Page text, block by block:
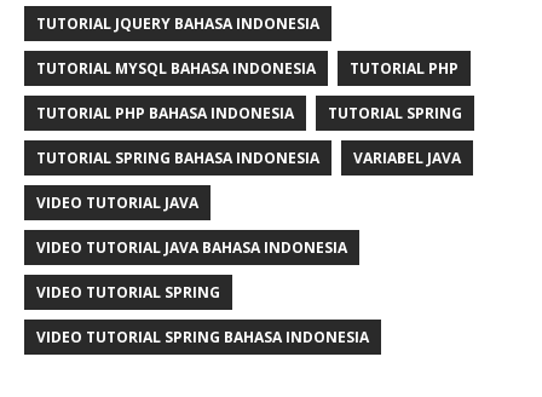
TUTORIAL JQUERY BAHASA INDONESIA
TUTORIAL MYSQL BAHASA INDONESIA TUTORIAL PHP
TUTORIAL PHP BAHASA INDONESIA TUTORIAL SPRING
TUTORIAL SPRING BAHASA INDONESIA VARIABEL JAVA
VIDEO TUTORIAL JAVA
VIDEO TUTORIAL JAVA BAHASA INDONESIA
VIDEO TUTORIAL SPRING
VIDEO TUTORIAL SPRING BAHASA INDONESIA